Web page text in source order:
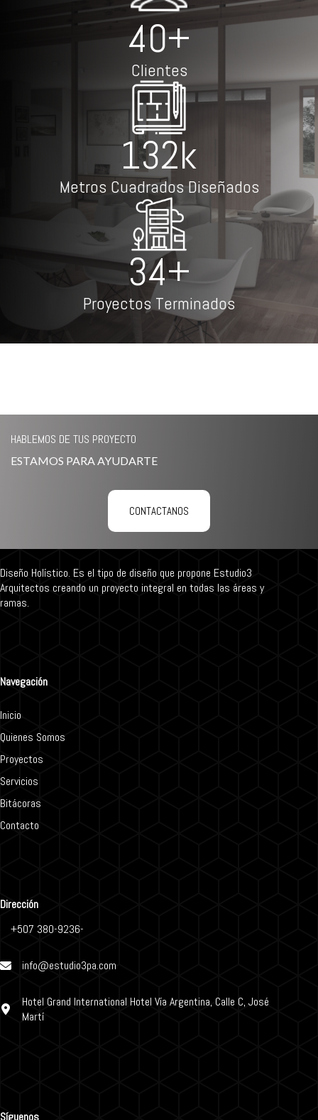
53+
Clientes
171k
Metros Cuadrados Diseñados
44+
Proyectos Terminados
HABLEMOS DE TUS PROYECTO
ESTAMOS PARA AYUDARTE
CONTACTANOS
Diseño Holístico. Es el tipo de diseño que propone Estudio3
Arquitectos creando un proyecto integral en todas las áreas y
ramas.
Navegación
Inicio
Quienes Somos
Proyectos
Servicios
Bitácoras
Contacto
Dirección
+507 380-9236-
info@estudio3pa.com
Hotel Grand International Hotel Vía Argentina, Calle C, José
Martí